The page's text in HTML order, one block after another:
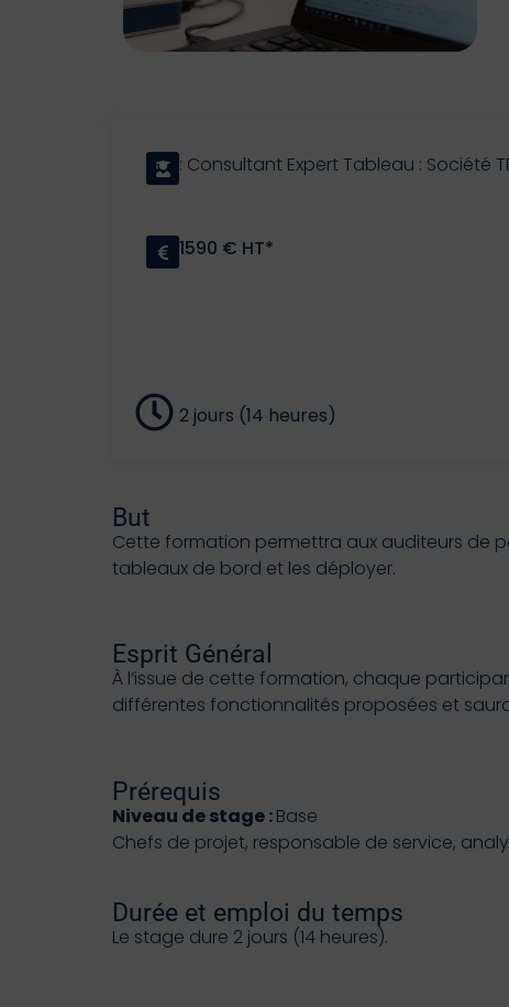
: Consultant Expert Tableau : Société
1590 € HT*
2 jours (14 heures)
But
Cette formation permettra aux auditeurs de
tableaux de bord et les déployer.
Esprit Général
À l’issue de cette formation, chaque
différentes fonctionnalités proposées et
Prérequis
Niveau de stage :Base
Chefs de projet, responsable de service,
Durée et emploi du temps
Le stage dure 2 jours (14 heures).